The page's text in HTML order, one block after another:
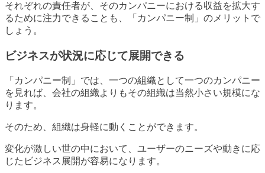
それぞれの責任者が、そのカンパニーにおける収益を拡大す
るために注力できることも、「カンパニー制」のメリットで
しょう。
ビジネスが状況に応じて展開できる
「カンパニー制」では、一つの組織として一つのカンパニー
を見れば、会社の組織よりもその組織は当然小さい規模にな
ります。
そのため、組織は身軽に動くことができます。
変化が激しい世の中において、ユーザーのニーズや動きに応
じたビジネス展開が容易になります。